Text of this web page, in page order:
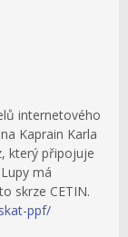
internetového
Kaprain Karla
který připojuje
má
skrze CETIN.
ppf/